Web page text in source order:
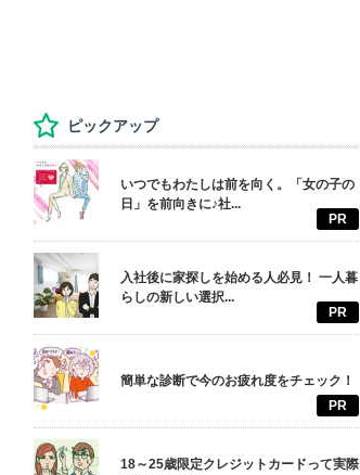
ピックアップ
いつでもわたしは前を向く。「女の子の
日」を前向きに♪社...
PR
入社後に家探しを始める人必見！ 一人暮
らしの新しい選択...
PR
簡単な診断で今のお疲れ度をチェック！
PR
18～25歳限定クレジットカードって実際